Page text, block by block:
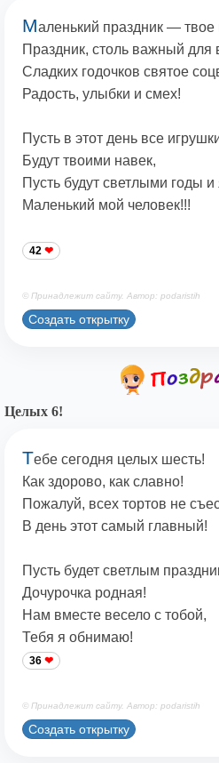
Маленький праздник — твое
Праздник, столь важный для
Сладких годочков святое
Радость, улыбки и смех!
Пусть в этот день все
Будут твоими навек,
Пусть будут светлыми годы
Маленький мой человек!!!
42
© Принадлежит сайту. Автор: podaristih
Создать открытку
Целых 6!
Тебе сегодня целых шесть!
Как здорово, как славно!
Пожалуй, всех тортов не
В день этот самый главный!
Пусть будет светлым
Дочурочка родная!
Нам вместе весело с тобой,
Тебя я обнимаю!
36
© Принадлежит сайту. Автор: podaristih
Создать открытку